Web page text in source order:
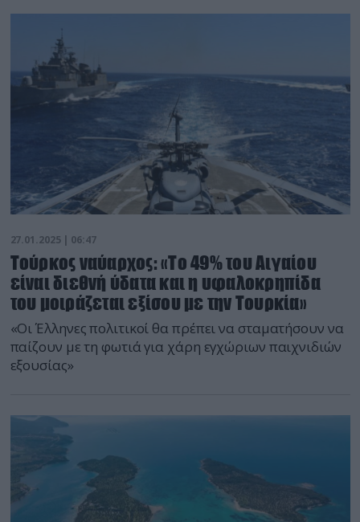
27.01.2025 | 06:47
Τούρκος ναύαρχος: «Το 49% του Αιγαίου
είναι διεθνή ύδατα και η υφαλοκρηπίδα
του μοιράζεται εξίσου με την Τουρκία»
«Οι Έλληνες πολιτικοί θα πρέπει να σταματήσουν να
παίζουν με τη φωτιά για χάρη εγχώριων παιχνιδιών
εξουσίας»